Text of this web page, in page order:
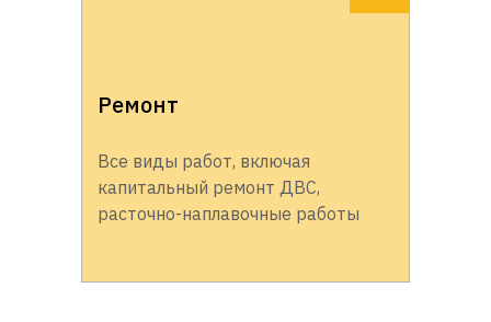
Ремонт
Все виды работ, включая
капитальный ремонт ДВС,
расточно-наплавочные работы